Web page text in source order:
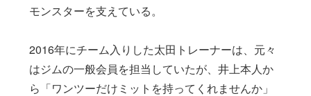
モンスターを支えている。
2016年にチーム入りした太田トレーナーは、元々
はジムの一般会員を担当していたが、井上本人か
ら「ワンツーだけミットを持ってくれませんか」